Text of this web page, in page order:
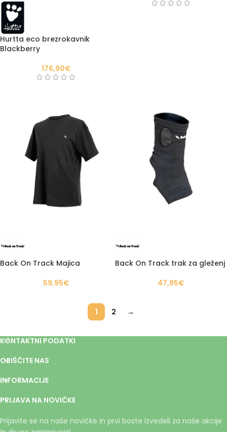
Hurtta eco brezrokavnik
Blackberry
176,90€
Back On Track Majica
59,95€
Back On Track trak za gleženj
47,95€
1 2 →
KONTAKTNI PODATKI
OBIŠČITE NAS
INFORMACIJE
PRIJAVA NA NOVIČKE
Prijavite se na naše novičke in prvi boste izvedeli za naše akcije